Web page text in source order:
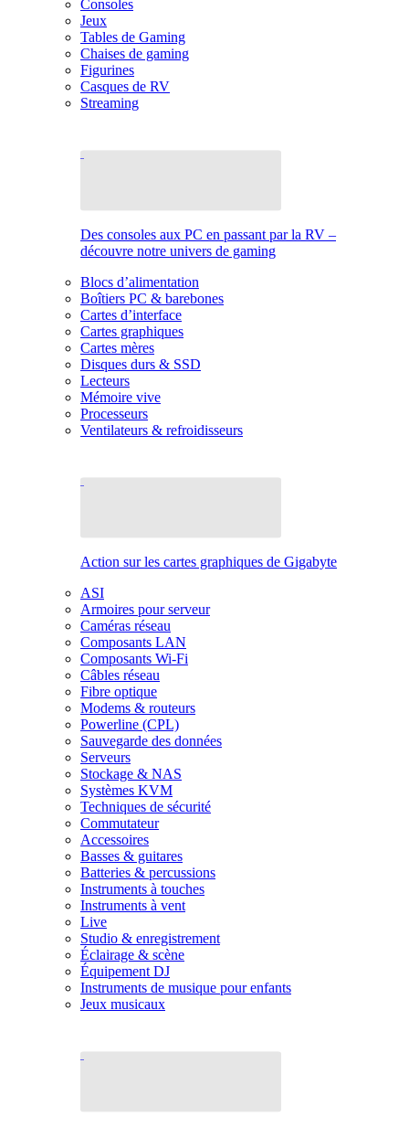
Consoles
Jeux
Tables de Gaming
Chaises de gaming
Figurines
Casques de RV
Streaming
Des consoles aux PC en passant par la RV –
découvre notre univers de gaming
Blocs d’alimentation
Boîtiers PC & barebones
Cartes d’interface
Cartes graphiques
Cartes mères
Disques durs & SSD
Lecteurs
Mémoire vive
Processeurs
Ventilateurs & refroidisseurs
Action sur les cartes graphiques de Gigabyte
ASI
Armoires pour serveur
Caméras réseau
Composants LAN
Composants Wi-Fi
Câbles réseau
Fibre optique
Modems & routeurs
Powerline (CPL)
Sauvegarde des données
Serveurs
Stockage & NAS
Systèmes KVM
Techniques de sécurité
Commutateur
Accessoires
Basses & guitares
Batteries & percussions
Instruments à touches
Instruments à vent
Live
Studio & enregistrement
Éclairage & scène
Équipement DJ
Instruments de musique pour enfants
Jeux musicaux